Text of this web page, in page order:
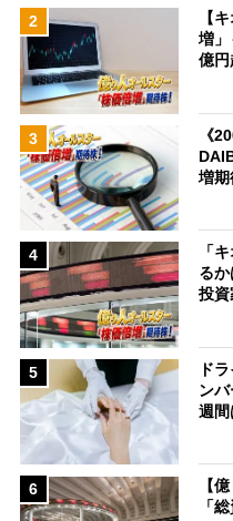
2
【
増
億
3
《
増
4
「
る
投
5
ド
ン
週
6
【
「